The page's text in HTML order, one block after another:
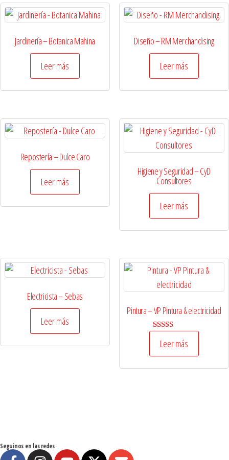
Jardinería – Botanica Mahina
Leer más
Diseño – RM Merchandising
Leer más
Repostería – Dulce Caro
Leer más
Higiene y Seguridad – CyD
Consultores
Leer más
Electricista – Sebas
Leer más
Pintura – VP Pintura & electricidad
5.00
Leer más
Seguinos en las redes